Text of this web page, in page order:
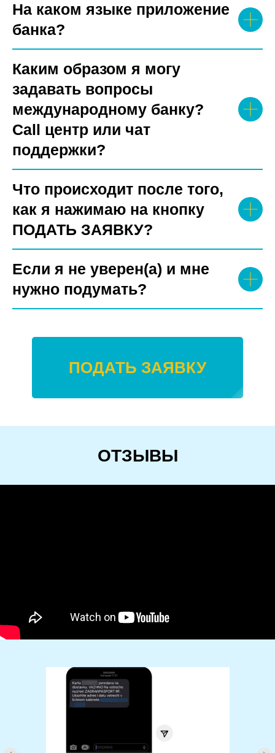
На каком языке приложение
банка?
Каким образом я могу
задавать вопросы
международному банку?
Call центр или чат
поддержки?
Что происходит после того,
как я нажимаю на кнопку
ПОДАТЬ ЗАЯВКУ?
Если я не уверен(а) и мне
нужно подумать?
ПОДАТЬ ЗАЯВКУ
ОТЗЫВЫ